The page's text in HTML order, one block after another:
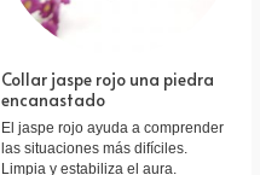
Collar jaspe rojo una piedra
encanastado
El jaspe rojo ayuda a comprender
las situaciones más difíciles.
Limpia y estabiliza el aura.